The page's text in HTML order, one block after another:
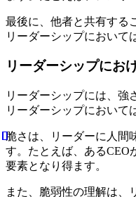
最後に、他者と共有する
リーダーシップにおいて
リーダーシップにお
リーダーシップには、強
リーダーシップにおいて
脆さは、リーダーに人間
す。たとえば、あるCEO
要素となり得ます。
また、脆弱性の理解は、